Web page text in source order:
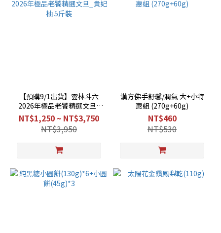
【預購9/1出貨】雲林斗六
2026年極品老饕精選文旦_
貴妃柚 5斤裝
NT$1,250 ~ NT$3,750
NT$3,950
漢方佛手舒馨/潤氣 大+小特
惠組 (270g+60g)
NT$460
NT$530